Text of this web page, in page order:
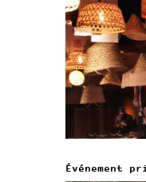
Événement